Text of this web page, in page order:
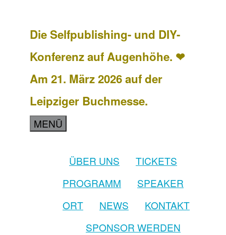
Die Selfpublishing- und DIY-
Konferenz auf Augenhöhe. ❤
Am 21. März 2026 auf der
Leipziger Buchmesse.
MENÜ
ÜBER UNS
TICKETS
PROGRAMM
SPEAKER
ORT
NEWS
KONTAKT
SPONSOR WERDEN